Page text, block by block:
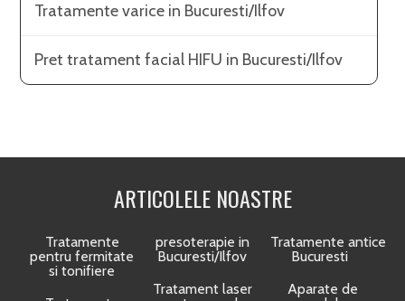
Tratamente varice in Bucuresti/Ilfov
Pret tratament facial HIFU in Bucuresti/Ilfov
ARTICOLELE NOASTRE
Tratamente
pentru fermitate
si tonifiere
presoterapie in
Bucuresti/Ilfov
Tratament laser
Tratamente
Bucuresti
Aparate de